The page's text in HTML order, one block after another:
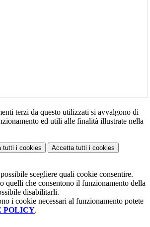
terzi da questo utilizzati si avvalgono di
ed utili alle finalità illustrate nella
tutti i cookies Accetta tutti i cookies
scegliere quali cookie consentire.
quelli che consentono il funzionamento della
disabilitarli.
i cookie necessari al funzionamento potete
POLICY.